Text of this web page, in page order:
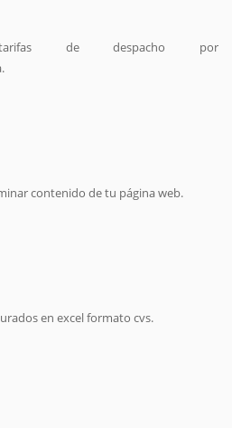
de despacho por
contenido de tu página web.
en excel formato cvs.